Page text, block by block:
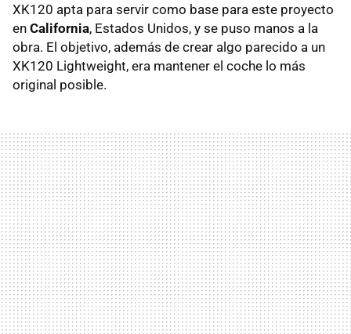
XK120 apta para servir como base para este proyecto
en California, Estados Unidos, y se puso manos a la
obra. El objetivo, además de crear algo parecido a un
XK120 Lightweight, era mantener el coche lo más
original posible.